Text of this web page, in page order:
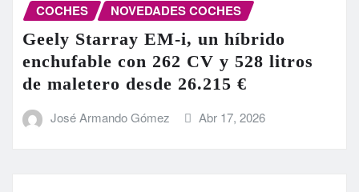
COCHES NOVEDADES COCHES
Geely Starray EM-i, un híbrido
enchufable con 262 CV y 528 litros
de maletero desde 26.215 €
José Armando Gómez Abr 17, 2026